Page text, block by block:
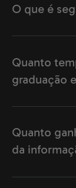
O que é
Quanto
graduação
Quanto
da